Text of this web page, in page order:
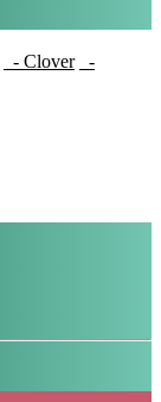
- Clover
-